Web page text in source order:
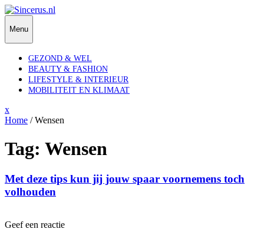
Skip
to
content
Menu
GEZOND & WEL
BEAUTY & FASHION
LIFESTYLE & INTERIEUR
MOBILITEIT EN KLIMAAT
xClose
Menu
Home /Wensen
Tag: Wensen
Met deze tips kun jij jouw spaar voornemens toch
volhouden
Geef een reactie